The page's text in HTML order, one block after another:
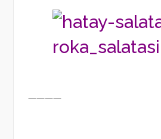
————